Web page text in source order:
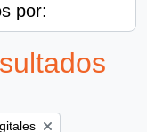
por: